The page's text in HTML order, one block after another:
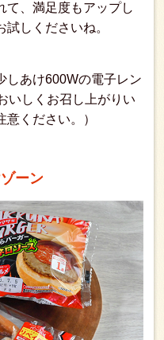
て、満足度もアップし
しくださいね。
しあけ600Wの電子レン
いしくお召し上がりい
ください。）
ーン